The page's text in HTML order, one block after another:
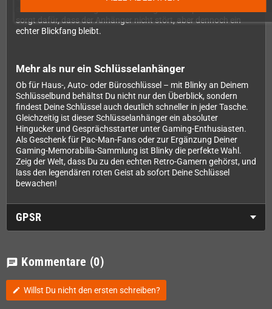
sorgt dafür, dass der Anhänger nicht stört, aber dennoch ein
echter Blickfang bleibt.
Mehr als nur ein Schlüsselanhänger
Ob für Haus-, Auto- oder Büroschlüssel – mit Blinky an Deinem
Schlüsselbund behältst Du nicht nur den Überblick, sondern
findest Deine Schlüssel auch deutlich schneller in jeder Tasche.
Gleichzeitig ist dieser Schlüsselanhänger ein absoluter
Hingucker und Gesprächsstarter unter Gaming-Enthusiasten.
Als Geschenk für Pac-Man-Fans oder zur Ergänzung Deiner
Gaming-Memorabilia-Sammlung ist Blinky die perfekte Wahl.
Zeig der Welt, dass Du zu den echten Retro-Gamern gehörst, und
lass den legendären roten Geist ab sofort Deine Schlüssel
bewachen!
GPSR
chat Kommentare (0)
edit Willst Du nicht den ersten schreiben?